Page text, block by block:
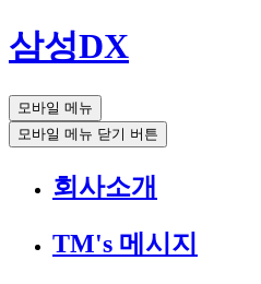
삼성DX
모바일 메뉴
모바일 메뉴 닫기 버튼
회사소개
TM's 메시지